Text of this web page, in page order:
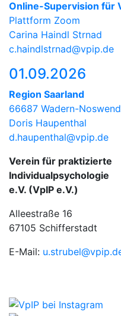
Online-Supervision für
Plattform Zoom
Carina Haindl Strnad
c.haindlstrnad@vpip.de
01.09.2026
Region Saarland
66687 Wadern-
Doris Haupenthal
d.haupenthal@vpip.de
Verein für praktizierte
Individualpsychologie
e.V. (VpIP e.V.)
Alleestraße 16
67105 Schifferstadt
E-Mail: